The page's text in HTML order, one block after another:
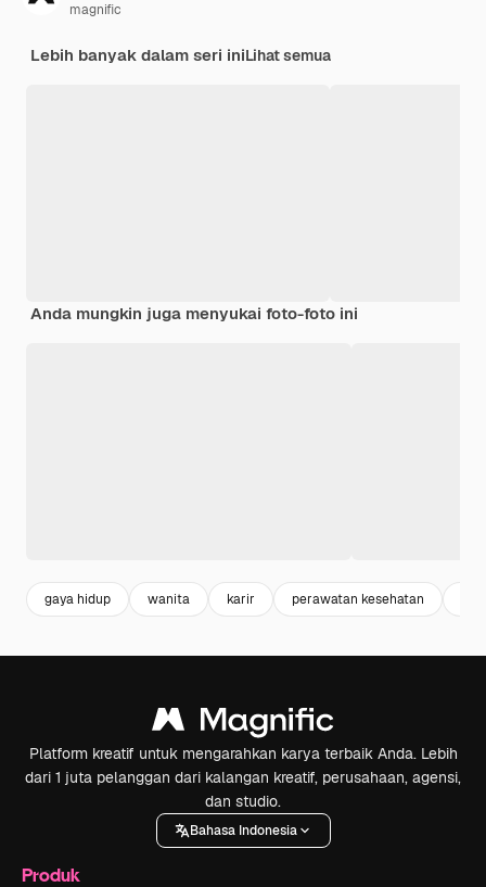
magnific
Lebih banyak dalam seri iniLihat semua
Anda mungkin juga menyukai foto-foto ini
gaya hidup wanita karir perawatan kesehatan
Platform kreatif untuk mengarahkan karya terbaik Anda. Lebih
dari 1 juta pelanggan dari kalangan kreatif, perusahaan, agensi,
dan studio.
Bahasa Indonesia
Produk